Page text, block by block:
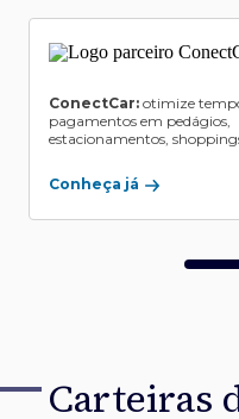
ConectCar: otimize
pagamentos em pedágios,
estacionamentos,
Conheça já
Carteiras